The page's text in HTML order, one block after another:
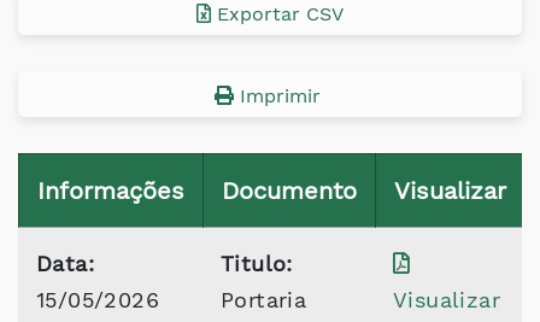
Exportar CSV
Imprimir
Informações Documento Visualizar
Data:
15/05/2026
Titulo:
Portaria
Visualizar